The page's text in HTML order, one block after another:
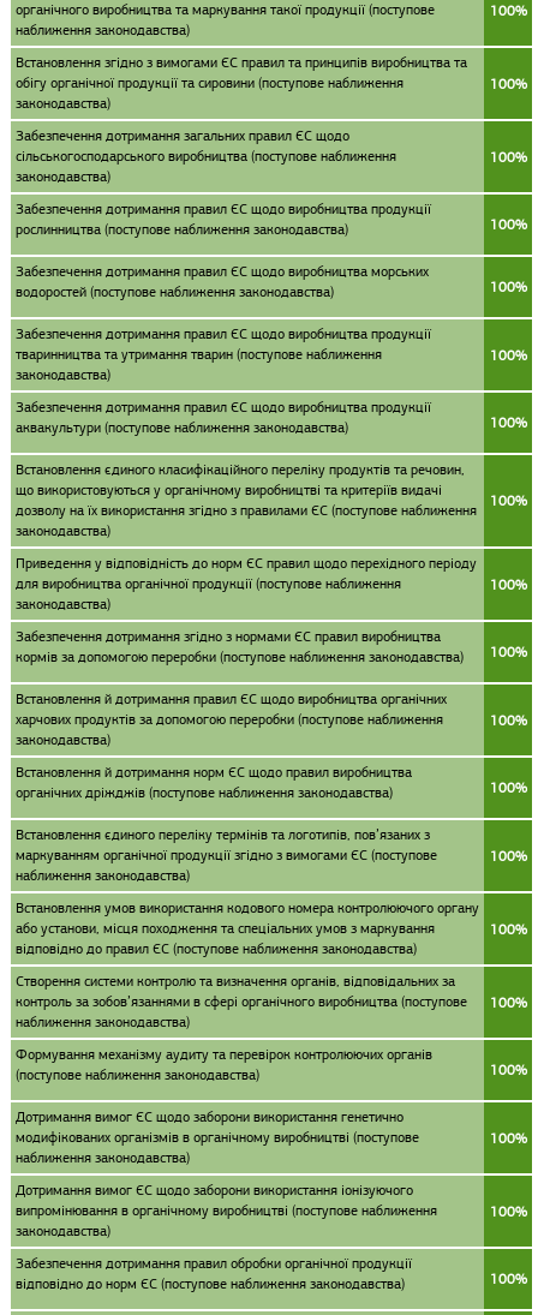
органічного виробництва та маркування такої продукції (поступове
наближення законодавства)
100%
Встановлення згідно з вимогами ЄС правил та принципів виробництва та
обігу органічної продукції та сировини (поступове наближення
законодавства)
100%
Забезпечення дотримання загальних правил ЄС щодо
сільськогосподарського виробництва (поступове наближення
законодавства)
100%
Забезпечення дотримання правил ЄС щодо виробництва продукції
рослинництва (поступове наближення законодавства)
100%
Забезпечення дотримання правил ЄС щодо виробництва морських
водоростей (поступове наближення законодавства)
100%
Забезпечення дотримання правил ЄС щодо виробництва продукції
тваринництва та утримання тварин (поступове наближення
законодавства)
100%
Забезпечення дотримання правил ЄС щодо виробництва продукції
аквакультури (поступове наближення законодавства)
100%
Встановлення єдиного класифікаційного переліку продуктів та речовин,
що використовуються у органічному виробництві та критеріїв видачі
дозволу на їх використання згідно з правилами ЄС (поступове наближення
законодавства)
100%
Приведення у відповідність до норм ЄС правил щодо перехідного періоду
для виробництва органічної продукції (поступове наближення
законодавства)
100%
Забезпечення дотримання згідно з нормами ЄС правил виробництва
кормів за допомогою переробки (поступове наближення законодавства)
100%
Встановлення й дотримання правил ЄС щодо виробництва органічних
харчових продуктів за допомогою переробки (поступове наближення
законодавства)
100%
Встановлення й дотримання норм ЄС щодо правил виробництва
органічних дріжджів (поступове наближення законодавства)
100%
Встановлення єдиного переліку термінів та логотипів, пов’язаних з
маркуванням органічної продукції згідно з вимогами ЄС (поступове
наближення законодавства)
100%
Встановлення умов використання кодового номера контролюючого органу
або установи, місця походження та спеціальних умов з маркування
відповідно до правил ЄС (поступове наближення законодавства)
100%
Створення системи контролю та визначення органів, відповідальних за
контроль за зобов’язаннями в сфері органічного виробництва (поступове
наближення законодавства)
100%
Формування механізму аудиту та перевірок контролюючих органів
(поступове наближення законодавства)
100%
Дотримання вимог ЄС щодо заборони використання генетично
модифікованих організмів в органічному виробництві (поступове
наближення законодавства)
100%
Дотримання вимог ЄС щодо заборони використання іонізуючого
випромінювання в органічному виробництві (поступове наближення
законодавства)
100%
Забезпечення дотримання правил обробки органічної продукції
відповідно до норм ЄС (поступове наближення законодавства)
100%